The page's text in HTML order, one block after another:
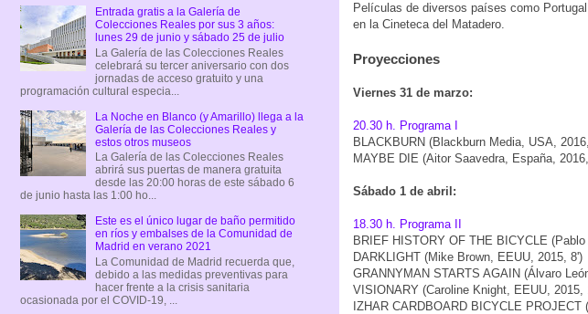
Películas de diversos países como
en la Cineteca del Matadero.
Proyecciones
Viernes 31 de marzo:
20.30 h. Programa I
BLACKBURN (Blackburn Media, USA,
MAYBE DIE (Aitor Saavedra, España,
Sábado 1 de abril:
18.30 h. Programa II
BRIEF HISTORY OF THE BICYCLE
DARKLIGHT (Mike Brown, EEUU, 2015, 8')
GRANNYMAN STARTS AGAIN (Álvaro
VISIONARY (Caroline Knight, EEUU, 2015,
IZHAR CARDBOARD BICYCLE
Entrada gratis a la Galería de
Colecciones Reales por sus 3 años:
lunes 29 de junio y sábado 25 de julio
La Galería de las Colecciones Reales
celebrará su tercer aniversario con dos
jornadas de acceso gratuito y una
programación cultural especia...
La Noche en Blanco (y Amarillo) llega a la
Galería de las Colecciones Reales y
estos otros museos
La Galería de las Colecciones Reales
abrirá sus puertas de manera gratuita
desde las 20:00 horas de este sábado 6
de junio hasta las 1:00 ho...
Este es el único lugar de baño permitido
en ríos y embalses de la Comunidad de
Madrid en verano 2021
La Comunidad de Madrid recuerda que,
debido a las medidas preventivas para
hacer frente a la crisis sanitaria
ocasionada por el COVID-19, ...